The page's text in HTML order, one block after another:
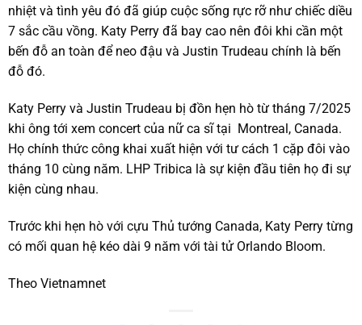
nhiệt và tình yêu đó đã giúp cuộc sống rực rỡ như chiếc diều
7 sắc cầu vồng. Katy Perry đã bay cao nên đôi khi cần một
bến đỗ an toàn để neo đậu và Justin Trudeau chính là bến
đỗ đó.
Katy Perry và Justin Trudeau bị đồn hẹn hò từ tháng 7/2025
khi ông tới xem concert của nữ ca sĩ tại Montreal, Canada.
Họ chính thức công khai xuất hiện với tư cách 1 cặp đôi vào
tháng 10 cùng năm. LHP Tribica là sự kiện đầu tiên họ đi sự
kiện cùng nhau.
Trước khi hẹn hò với cựu Thủ tướng Canada, Katy Perry từng
có mối quan hệ kéo dài 9 năm với tài tử Orlando Bloom.
Theo Vietnamnet